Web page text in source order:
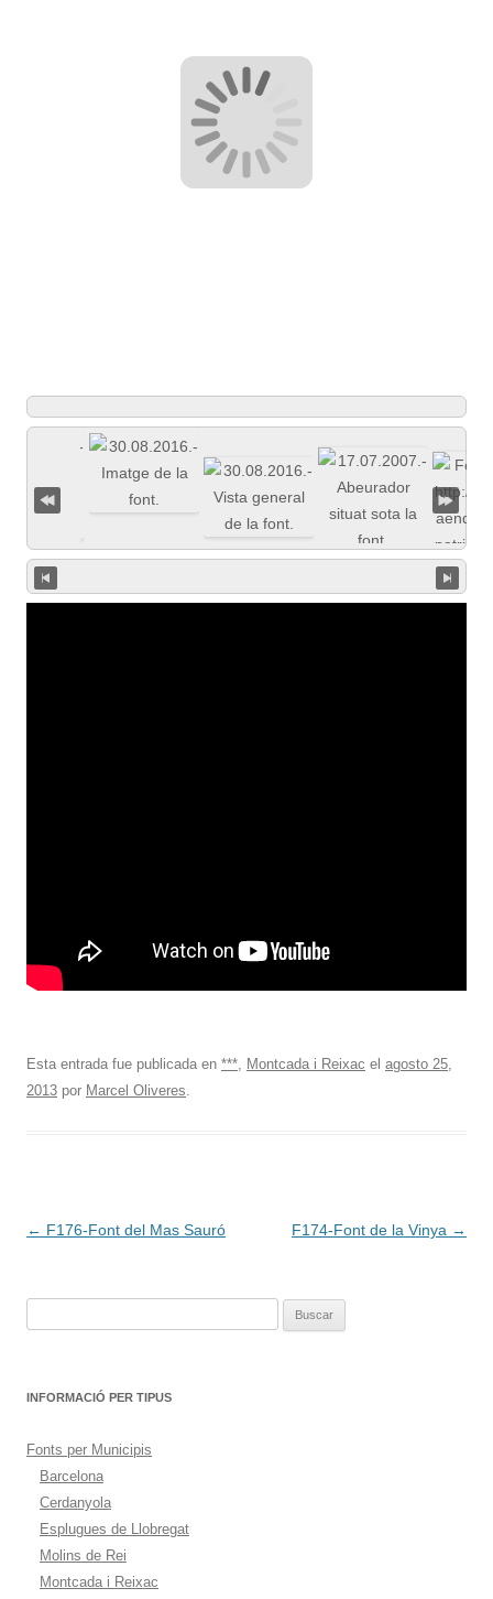
Esta entrada fue publicada en ***, Montcada i Reixac el agosto 25,
2013 por Marcel Oliveres.
Navegación
← F176-Font del Mas Sauró F174-Font de la Vinya →
INFORMACIÓ PER TIPUS
Fonts per Municipis
Barcelona
Cerdanyola
Esplugues de Llobregat
Molins de Rei
Montcada i Reixac